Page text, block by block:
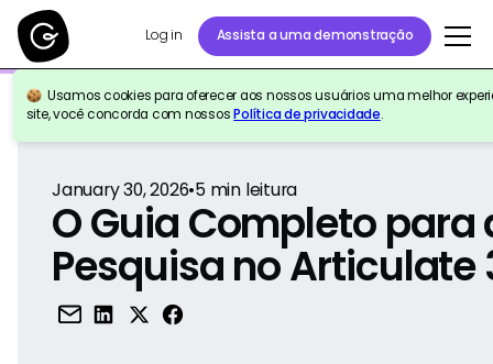
Log in Assista a uma demonstração
Usamos cookies para oferecer aos nossos usuários uma melhor
site, você concorda com nossosPolítica de privacidade.
Voltar para a referência
January 30, 2026•5min leitura
O Guia Completo para
Pesquisa no Articulate